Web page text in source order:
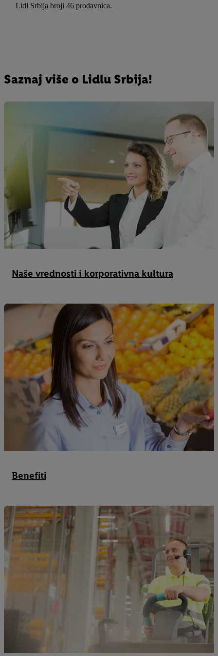
Lidl Srbija broji 46 prodavnica.
Saznaj više o Lidlu Srbija!
Naše vrednosti i korporativna kultura
Benefiti